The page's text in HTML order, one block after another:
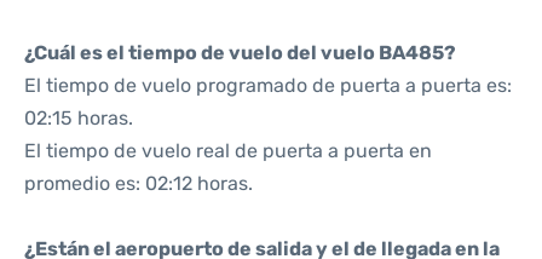
¿Cuál es el tiempo de vuelo del vuelo BA485?
El tiempo de vuelo programado de puerta a puerta es:
02:15 horas.
El tiempo de vuelo real de puerta a puerta en
promedio es: 02:12 horas.
¿Están el aeropuerto de salida y el de llegada en la